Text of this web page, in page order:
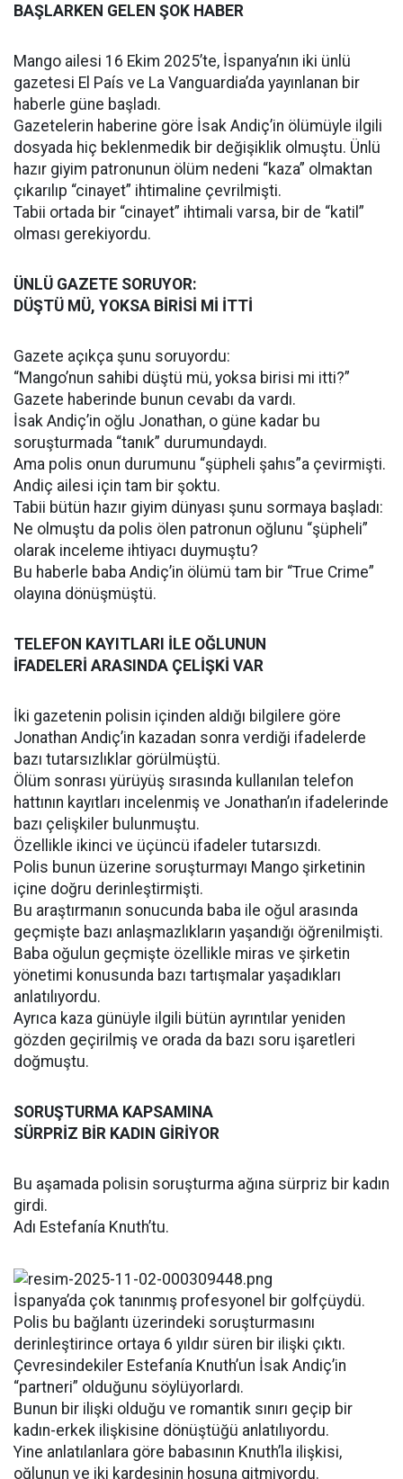
BAŞLARKEN GELEN ŞOK HABER
Mango ailesi 16 Ekim 2025’te, İspanya’nın iki ünlü
gazetesi El País ve La Vanguardia’da yayınlanan bir
haberle güne başladı.
Gazetelerin haberine göre İsak Andiç’in ölümüyle ilgili
dosyada hiç beklenmedik bir değişiklik olmuştu. Ünlü
hazır giyim patronunun ölüm nedeni “kaza” olmaktan
çıkarılıp “cinayet” ihtimaline çevrilmişti.
Tabii ortada bir “cinayet” ihtimali varsa, bir de “katil”
olması gerekiyordu.
ÜNLÜ GAZETE SORUYOR:
DÜŞTÜ MÜ, YOKSA BİRİSİ Mİ İTTİ
Gazete açıkça şunu soruyordu:
“Mango’nun sahibi düştü mü, yoksa birisi mi itti?”
Gazete haberinde bunun cevabı da vardı.
İsak Andiç’in oğlu Jonathan, o güne kadar bu
soruşturmada “tanık” durumundaydı.
Ama polis onun durumunu “şüpheli şahıs”a çevirmişti.
Andiç ailesi için tam bir şoktu.
Tabii bütün hazır giyim dünyası şunu sormaya başladı:
Ne olmuştu da polis ölen patronun oğlunu “şüpheli”
olarak inceleme ihtiyacı duymuştu?
Bu haberle baba Andiç’in ölümü tam bir “True Crime”
olayına dönüşmüştü.
TELEFON KAYITLARI İLE OĞLUNUN
İFADELERİ ARASINDA ÇELİŞKİ VAR
İki gazetenin polisin içinden aldığı bilgilere göre
Jonathan Andiç’in kazadan sonra verdiği ifadelerde
bazı tutarsızlıklar görülmüştü.
Ölüm sonrası yürüyüş sırasında kullanılan telefon
hattının kayıtları incelenmiş ve Jonathan’ın ifadelerinde
bazı çelişkiler bulunmuştu.
Özellikle ikinci ve üçüncü ifadeler tutarsızdı.
Polis bunun üzerine soruşturmayı Mango şirketinin
içine doğru derinleştirmişti.
Bu araştırmanın sonucunda baba ile oğul arasında
geçmişte bazı anlaşmazlıkların yaşandığı öğrenilmişti.
Baba oğulun geçmişte özellikle miras ve şirketin
yönetimi konusunda bazı tartışmalar yaşadıkları
anlatılıyordu.
Ayrıca kaza günüyle ilgili bütün ayrıntılar yeniden
gözden geçirilmiş ve orada da bazı soru işaretleri
doğmuştu.
SORUŞTURMA KAPSAMINA
SÜRPRİZ BİR KADIN GİRİYOR
Bu aşamada polisin soruşturma ağına sürpriz bir kadın
girdi.
Adı Estefanía Knuth’tu.
İspanya’da çok tanınmış profesyonel bir golfçüydü.
Polis bu bağlantı üzerindeki soruşturmasını
derinleştirince ortaya 6 yıldır süren bir ilişki çıktı.
Çevresindekiler Estefanía Knuth’un İsak Andiç’in
“partneri” olduğunu söylüyorlardı.
Bunun bir ilişki olduğu ve romantik sınırı geçip bir
kadın-erkek ilişkisine dönüştüğü anlatılıyordu.
Yine anlatılanlara göre babasının Knuth’la ilişkisi,
oğlunun ve iki kardeşinin hoşuna gitmiyordu.